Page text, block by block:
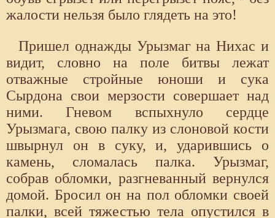
жалости нельзя было глядеть на это!
Пришел однажды Урызмаг на Нихас и
видит, словно на поле битвы лежат
отважные стройные юноши и сука
Сырдона свои мерзости совершает над
ними. Гневом вспыхнуло сердце
Урызмага, свою палку из слоновой кости
швырнул он в суку, и, ударившись о
камень, сломалась палка. Урызмаг,
собрав обломки, разгневанный вернулся
домой. Бросил он на пол обломки своей
палки, всей тяжестью тела опустился в